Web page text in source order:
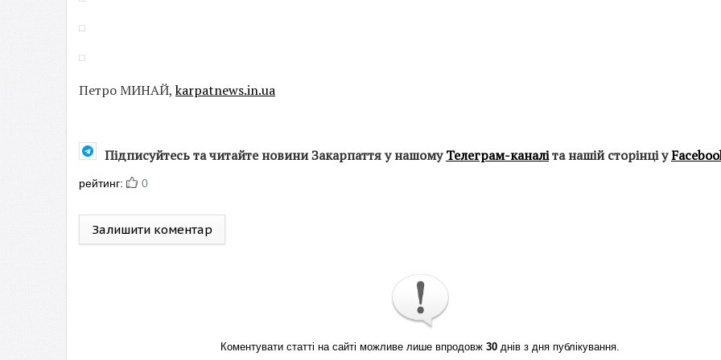
Петро МИНАЙ,karpatnews.in.ua
Підписуйтесь та читайте новини Закарпаття у нашомуТелеграм-каналіта нашій сторінці у
рейтинг: 0
Залишити коментар
Коментувати статті на сайті можливе лише впродовж 30 днів з дня публікування.